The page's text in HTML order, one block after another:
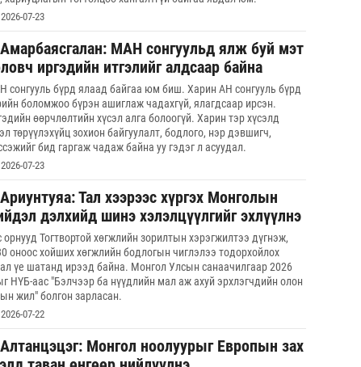
2026-07-23
МАН сонгуульд ялж буй мэт
иргэдийн итгэлийг алдсаар байна
сонгууль бүрд ялаад байгаа юм биш. Харин АН сонгууль бүрд
боломжоо бүрэн ашиглаж чадахгүй, ялагдсаар ирсэн.
өөрчлөлтийн хүсэл алга болоогүй. Харин тэр хүсэлд
төрүүлэхүйц зохион байгуулалт, бодлого, нэр дэвшигч,
бид гаргаж чадаж байна уу гэдэг л асуудал.
2026-07-23
Тал хээрээс хүргэх Монголын
дэлхийд шинэ хэлэлцүүлгийг эхлүүлнэ
орнууд Тогтвортой хөгжлийн зорилтын хэрэгжилтээ дүгнэж,
оноос хойших хөгжлийн бодлогын чиглэлээ тодорхойлох
үе шатанд ирээд байна. Монгол Улсын санаачилгаар 2026
НҮБ-аас "Бэлчээр ба нүүдлийн мал аж ахуй эрхлэгчдийн олон
жил" болгон зарласан.
2026-07-22
Монгол ноолуурыг Европын зах